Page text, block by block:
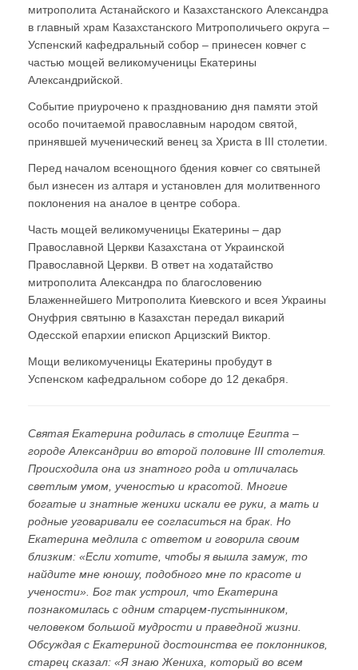
митрополита Астанайского и Казахстанского Александра
в главный храм Казахстанского Митрополичьего округа –
Успенский кафедральный собор – принесен ковчег с
частью мощей великомученицы Екатерины
Александрийской.
Событие приурочено к празднованию дня памяти этой
особо почитаемой православным народом святой,
принявшей мученический венец за Христа в III столетии.
Перед началом всенощного бдения ковчег со святыней
был изнесен из алтаря и установлен для молитвенного
поклонения на аналое в центре собора.
Часть мощей великомученицы Екатерины – дар
Православной Церкви Казахстана от Украинской
Православной Церкви. В ответ на ходатайство
митрополита Александра по благословению
Блаженнейшего Митрополита Киевского и всея Украины
Онуфрия святыню в Казахстан передал викарий
Одесской епархии епископ Арцизский Виктор.
Мощи великомученицы Екатерины пробудут в
Успенском кафедральном соборе до 12 декабря.
Святая Екатерина родилась в столице Египта –
городе Александрии во второй половине III столетия.
Происходила она из знатного рода и отличалась
светлым умом, ученостью и красотой. Многие
богатые и знатные женихи искали ее руки, а мать и
родные уговаривали ее согласиться на брак. Но
Екатерина медлила с ответом и говорила своим
близким: «Если хотите, чтобы я вышла замуж, то
найдите мне юношу, подобного мне по красоте и
учености». Бог так устроил, что Екатерина
познакомилась с одним старцем-пустынником,
человеком большой мудрости и праведной жизни.
Обсуждая с Екатериной достоинства ее поклонников,
старец сказал: «Я знаю Жениха, который во всем